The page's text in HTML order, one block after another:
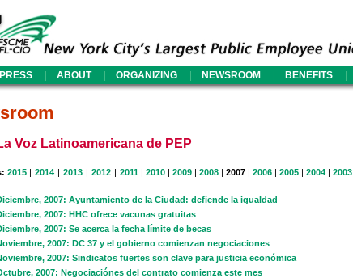
| ABOUT | ORGANIZING | NEWSROOM | BENEFITS |
Voz Latinoamericana de PEP
2015 | 2014 | 2013 | 2012 | 2011 | 2010 | 2009 | 2008 | 2007 | 2006 | 2005 | 2004 | 2003
2007: Ayuntamiento de la Ciudad: defiende la igualdad
2007: HHC ofrece vacunas gratuitas
2007: Se acerca la fecha límite de becas
2007: DC 37 y el gobierno comienzan negociaciones
2007: Sindicatos fuertes son clave para justicia económica
2007: Negociaciónes del contrato comienza este mes